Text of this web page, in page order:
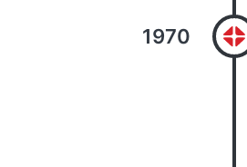
1970